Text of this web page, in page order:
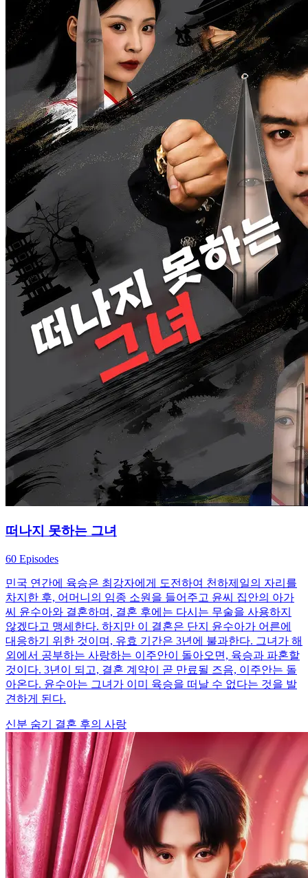
떠나지 못하는 그녀
60 Episodes
민국 연간에 육승은 최강자에게 도전하여 천하제일의 자리를
차지한 후, 어머니의 임종 소원을 들어주고 윤씨 집안의 아가
씨 윤수아와 결혼하며, 결혼 후에는 다시는 무술을 사용하지
않겠다고 맹세한다. 하지만 이 결혼은 단지 윤수아가 어른에
대응하기 위한 것이며, 유효 기간은 3년에 불과한다. 그녀가 해
외에서 공부하는 사랑하는 이주안이 돌아오면, 육승과 파혼할
것이다. 3년이 되고, 결혼 계약이 곧 만료될 즈음, 이주안는 돌
아온다. 윤수아는 그녀가 이미 육승을 떠날 수 없다는 것을 발
견하게 된다.
신분 숨기 결혼 후의 사랑